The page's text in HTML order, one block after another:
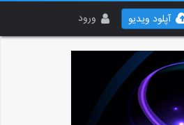
ورود آپلود ویدیو